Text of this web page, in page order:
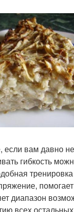
если вам давно
гибкость
диапазон